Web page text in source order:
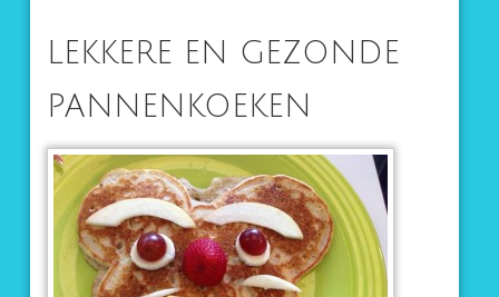
LEKKERE EN GEZONDE
PANNENKOEKEN